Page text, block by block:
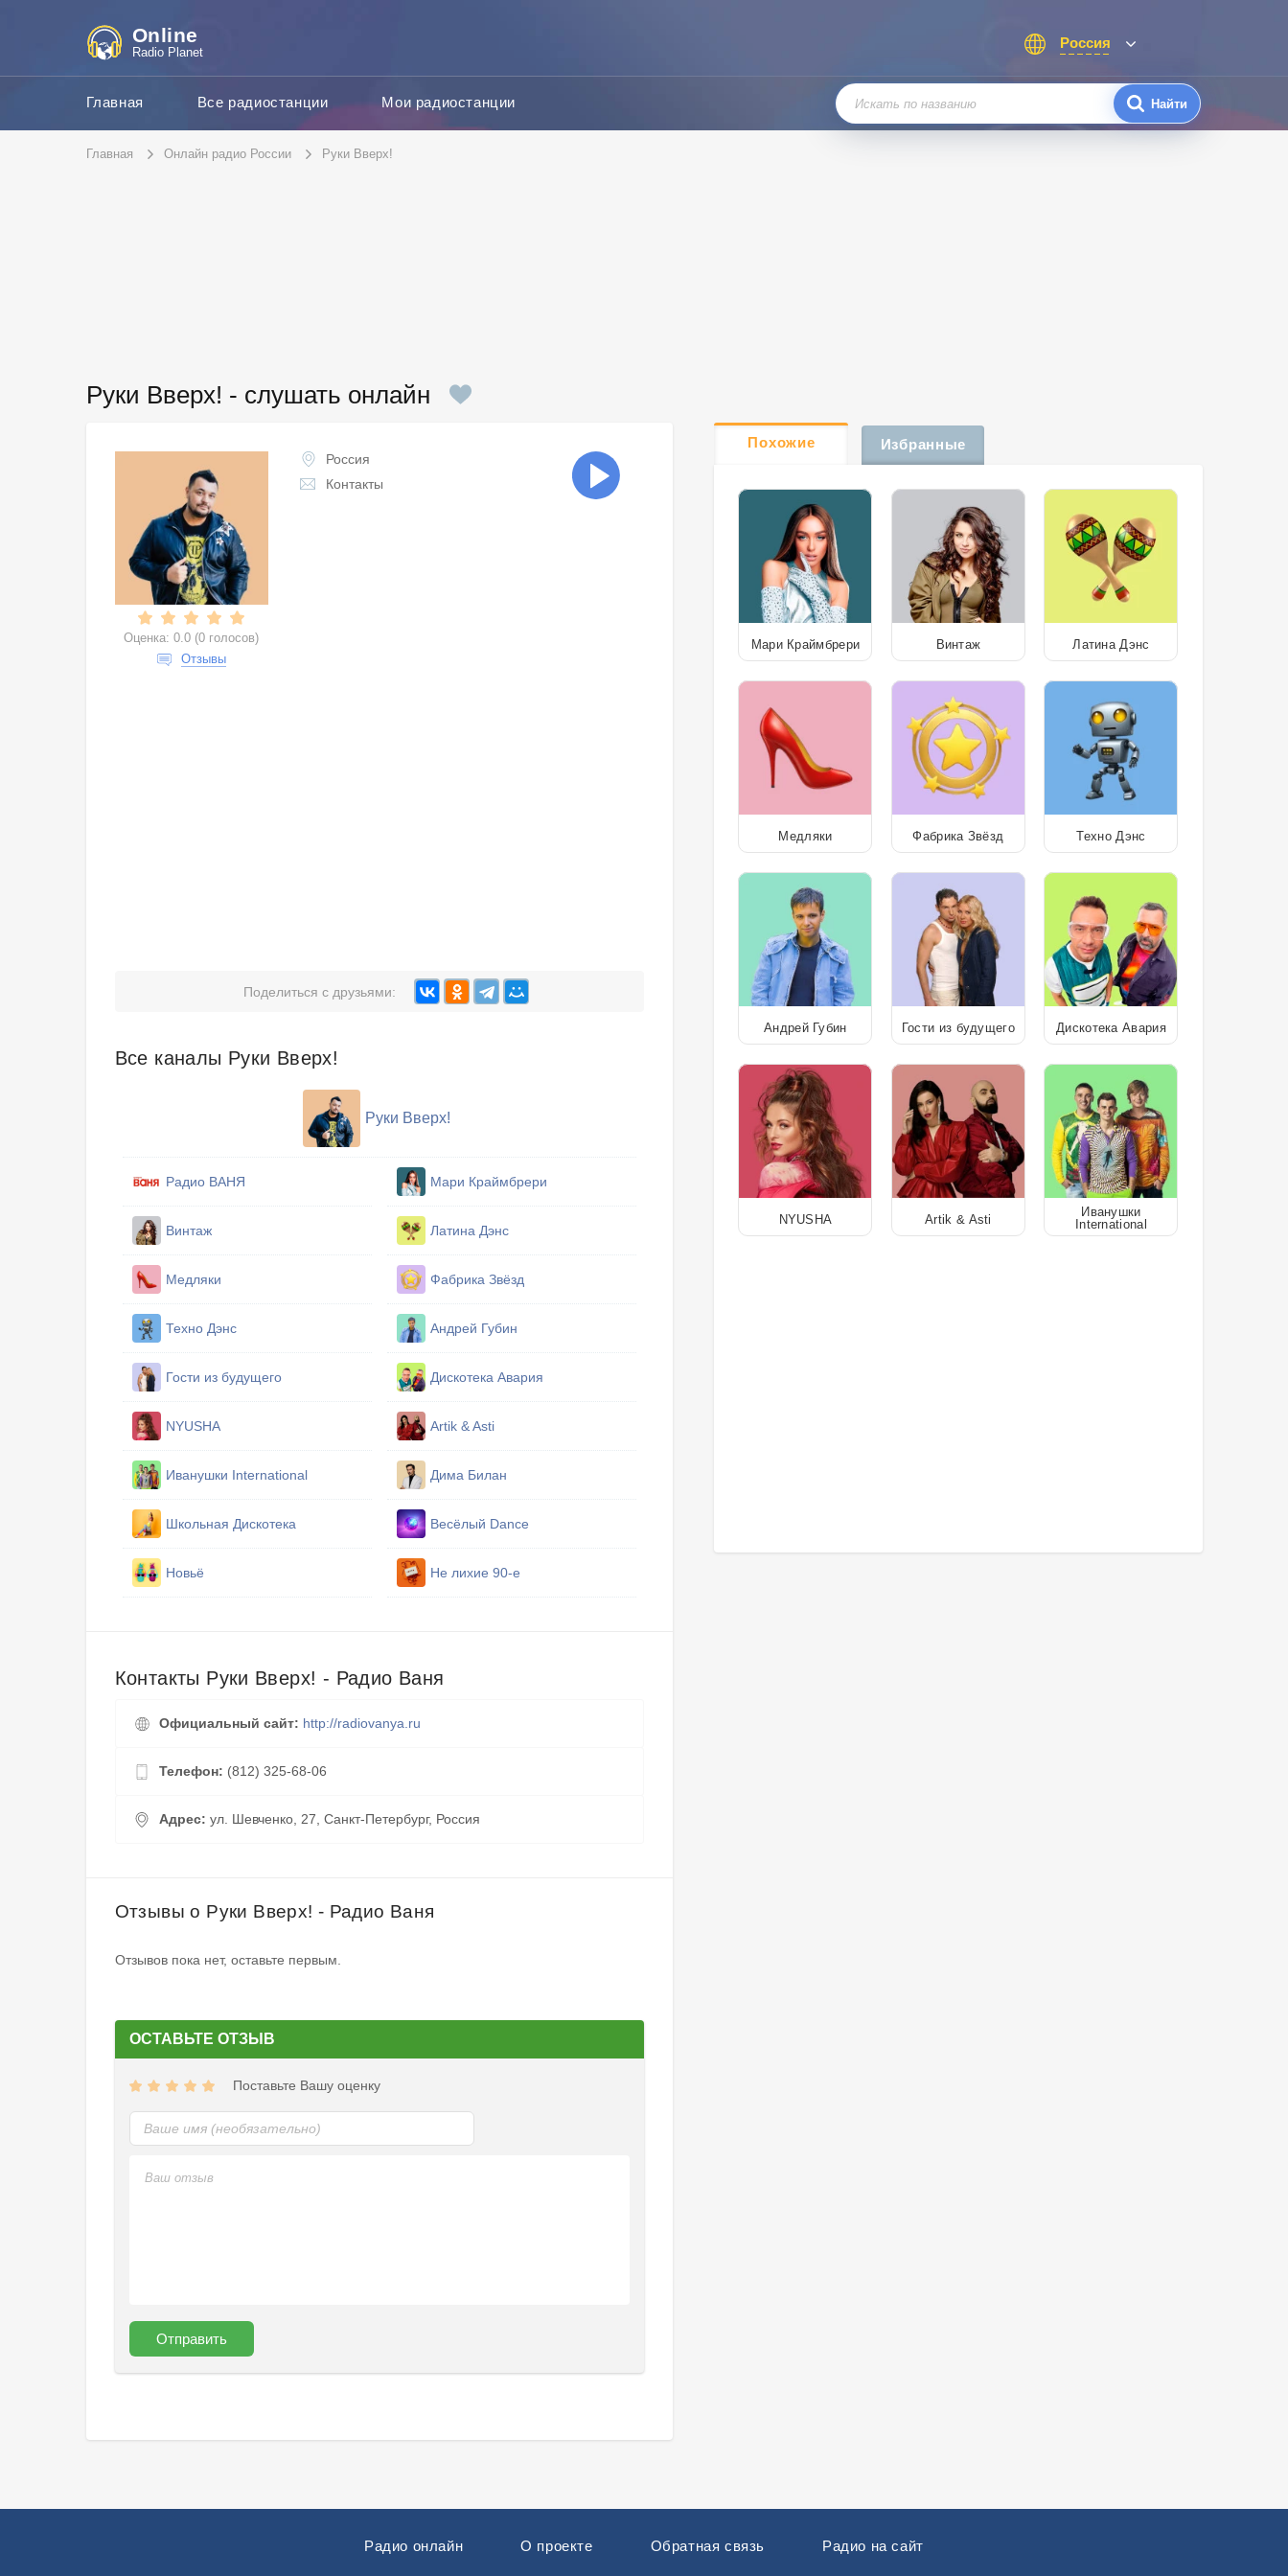
Online
Radio Planet
Россия
Главная Все радиостанции Мои радиостанции
Главная Онлайн радио России Руки Вверх!
Руки Вверх! - слушать онлайн
Оценка: 0.0 (0 голосов)
Отзывы
Россия
Контакты
Поделиться с друзьями:
Все каналы Руки Вверх!
Руки Вверх!
Радио ВАНЯ Мари Краймбрери
Винтаж Латина Дэнс
Медляки Фабрика Звёзд
Техно Дэнс Андрей Губин
Гости из будущего Дискотека Авария
NYUSHA Artik & Asti
Иванушки International Дима Билан
Школьная Дискотека Весёлый Dance
Новьё Не лихие 90-е
Контакты Руки Вверх! - Радио Ваня
Официальный сайт: http://radiovanya.ru
Телефон: (812) 325-68-06
Адрес: ул. Шевченко, 27, Санкт-Петербург, Россия
Отзывы о Руки Вверх! - Радио Ваня
Отзывов пока нет, оставьте первым.
ОСТАВЬТЕ ОТЗЫВ
Поставьте Вашу оценку
Отправить
Похожие Избранные
Мари Краймбрери Винтаж Латина Дэнс
Медляки Фабрика Звёзд Техно Дэнс
Андрей Губин Гости из будущего Дискотека Авария
NYUSHA Artik & Asti
Иванушки
International
Радио онлайн О проекте Обратная связь Радио на сайт